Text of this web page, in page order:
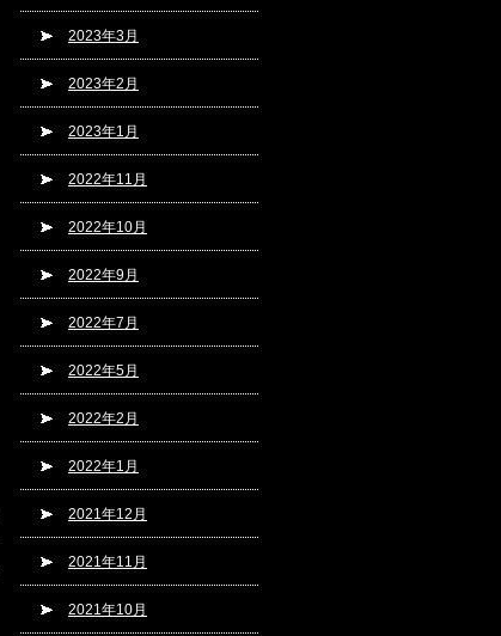
2023年3月
2023年2月
2023年1月
2022年11月
2022年10月
2022年9月
2022年7月
2022年5月
2022年2月
2022年1月
2021年12月
2021年11月
2021年10月